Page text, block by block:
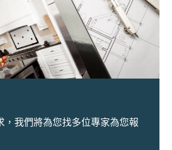
，我們將為您找多位專家為您報